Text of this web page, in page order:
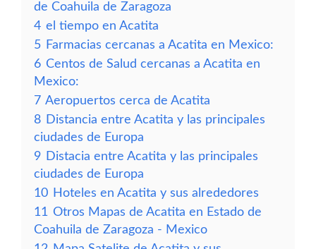
de Coahuila de Zaragoza
4 el tiempo en Acatita
5 Farmacias cercanas a Acatita en Mexico:
6 Centos de Salud cercanas a Acatita en
Mexico:
7 Aeropuertos cerca de Acatita
8 Distancia entre Acatita y las principales
ciudades de Europa
9 Distacia entre Acatita y las principales
ciudades de Europa
10 Hoteles en Acatita y sus alrededores
11 Otros Mapas de Acatita en Estado de
Coahuila de Zaragoza - Mexico